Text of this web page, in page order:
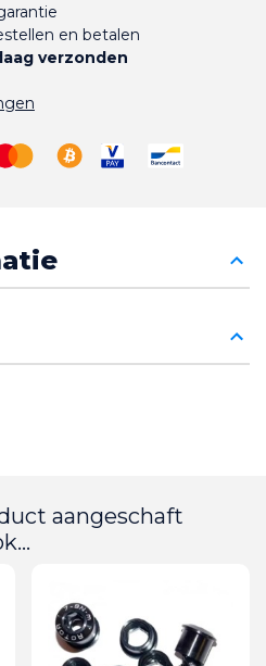
en betalen
verzonden
aangeschaft